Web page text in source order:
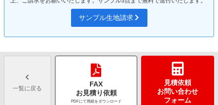
サンプル生地請求
一覧に戻る
FAX
お見積り依頼
PDFにて用紙をダウンロード
見積依頼
お問い合わせ
フォーム